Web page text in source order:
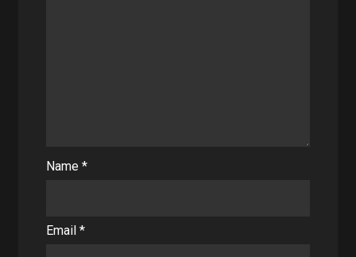
Name *
Email *